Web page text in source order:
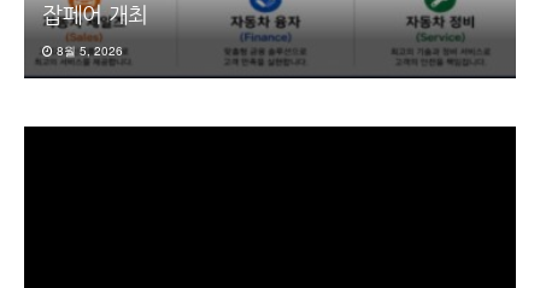
잡페어 개최
8월 5, 2026